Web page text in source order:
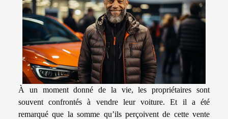
À un moment donné de la vie, les propriétaires sont
souvent confrontés à vendre leur voiture. Et il a été
remarqué que la somme qu’ils perçoivent de cette vente